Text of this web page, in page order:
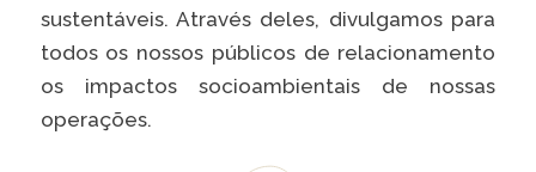
Plante com a
Klabin
Todas Florestas
Importam
Klabin
sustentáveis. Através deles, divulgamos para
todos os nossos públicos de relacionamento
os impactos socioambientais de nossas
operações.